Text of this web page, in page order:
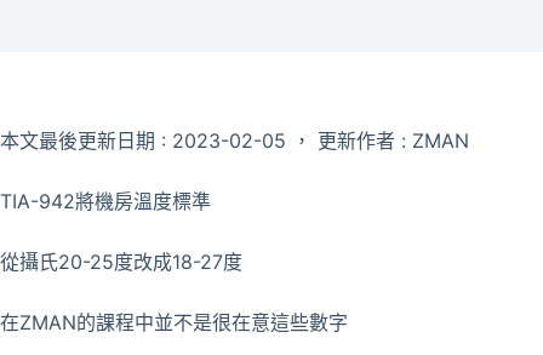
本文最後更新日期 : 2023-02-05 ， 更新作者 : ZMAN
TIA-942將機房溫度標準
從攝氏20-25度改成18-27度
在ZMAN的課程中並不是很在意這些數字